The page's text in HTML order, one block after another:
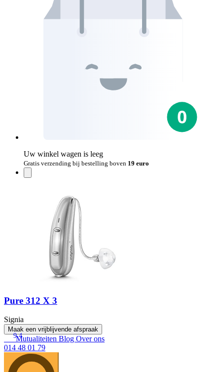
Uw winkel wagen is leeg
Gratis verzending bij bestelling boven 19 euro
Pure 312 X 3
Signia
Maak een vrijblijvende afspraak
9.4
Mutualiteiten Blog Over ons
014 48 01 79